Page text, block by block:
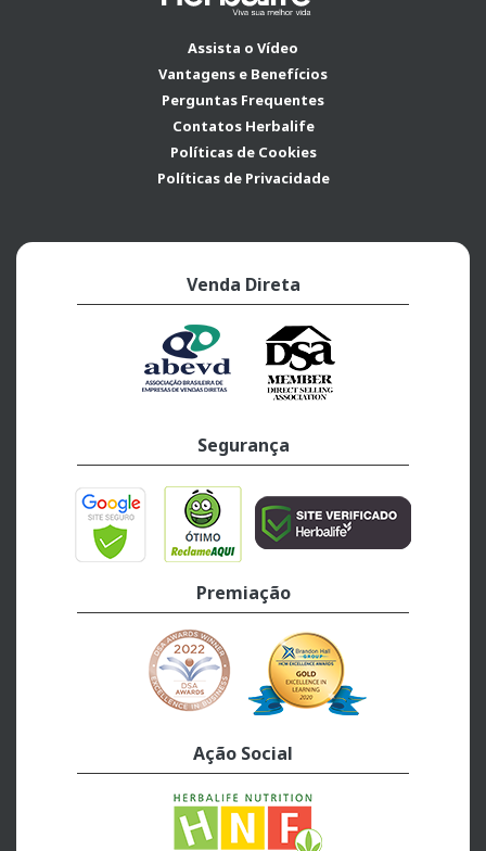
Assista o Vídeo
Vantagens e Benefícios
Perguntas Frequentes
Contatos Herbalife
Políticas de Cookies
Políticas de Privacidade
Venda Direta
Segurança
Premiação
Ação Social